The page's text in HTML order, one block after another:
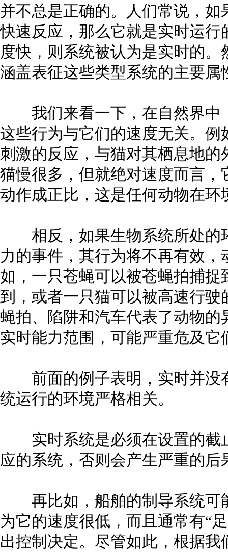
并不总是正确的。人们常说，
快速反应，那么它就是实时运
度快，则系统被认为是实时的
涵盖表征这些类型系统的主要属
我们来看一下，在自然界中
这些行为与它们的速度无关。
刺激的反应，与猫对其栖息地
猫慢很多，但就绝对速度而言
动作成正比，这是任何动物在环
相反，如果生物系统所处的
力的事件，其行为将不再有效
如，一只苍蝇可以被苍蝇拍捕
到，或者一只猫可以被高速行
蝇拍、陷阱和汽车代表了动物
实时能力范围，可能严重危及它
前面的例子表明，实时并没
统运行的环境严格相关。
实时系统是必须在设置的截
应的系统，否则会产生严重的后
再比如，船舶的制导系统可
为它的速度很低，而且通常有“
出控制决定。尽管如此，根据